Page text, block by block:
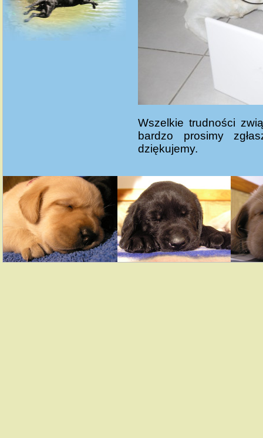
Wszelkie trudności
bardzo prosimy
dziękujemy.